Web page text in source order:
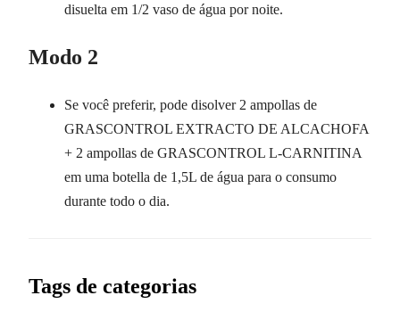
disuelta em 1/2 vaso de água por noite.
Modo 2
Se você preferir, pode disolver 2 ampollas de
GRASCONTROL EXTRACTO DE ALCACHOFA
+ 2 ampollas de GRASCONTROL L-CARNITINA
em uma botella de 1,5L de água para o consumo
durante todo o dia.
Tags de categorias